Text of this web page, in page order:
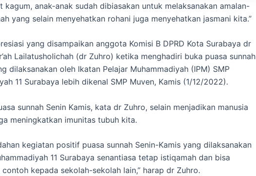
kagum, anak-anak sudah dibiasakan untuk melaksanakan amalan-
yang selain menyehatkan rohani juga menyehatkan jasmani kita.”
yang disampaikan anggota Komisi B DPRD Kota Surabaya dr
Lailatusholichah (dr Zuhro) ketika menghadiri buka puasa sunnah
dilaksanakan oleh Ikatan Pelajar Muhammadiyah (IPM) SMP
11 Surabaya lebih dikenal SMP Muven, Kamis (1/12/2022).
sunnah Senin Kamis, kata dr Zuhro, selain menjadikan manusia
meningkatkan imunitas tubuh kita.
kegiatan positif puasa sunnah Senin-Kamis yang dilaksanakan
11 Surabaya senantiasa tetap istiqamah dan bisa
kepada sekolah-sekolah lain,” harap dr Zuhro.